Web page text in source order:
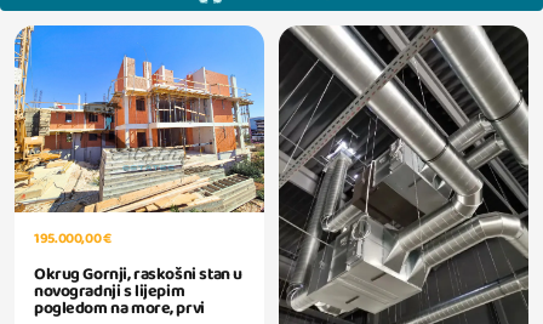
195.000,00 €
Okrug Gornji, raskošni stan u
novogradnji s lijepim
pogledom na more, prvi